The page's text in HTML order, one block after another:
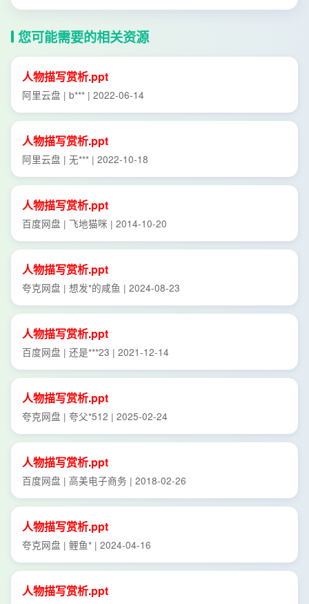
您可能需要的相关资源
人物描写赏析.ppt
阿里云盘 | b*** | 2022-06-14
人物描写赏析.ppt
阿里云盘 | 无*** | 2022-10-18
人物描写赏析.ppt
百度网盘 | 飞地猫咪 | 2014-10-20
人物描写赏析.ppt
夸克网盘 | 想发*的咸鱼 | 2024-08-23
人物描写赏析.ppt
百度网盘 | 还是***23 | 2021-12-14
人物描写赏析.ppt
夸克网盘 | 夸父*512 | 2025-02-24
人物描写赏析.ppt
百度网盘 | 高美电子商务 | 2018-02-26
人物描写赏析.ppt
夸克网盘 | 鲤鱼* | 2024-04-16
人物描写赏析.ppt